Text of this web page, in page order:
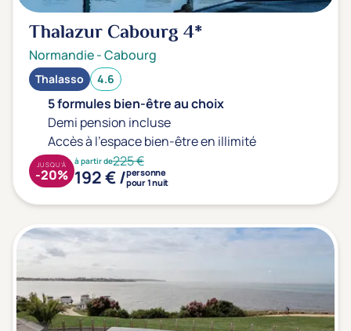
Thalazur Cabourg4*
Normandie-Cabourg
Thalasso 4.6
5 formules bien-être au choix
Demi pension incluse
Accès à l'espace bien-être en illimité
à partir de225 €
192 € /personne
pour 1 nuit
JUSQU'À
-20%